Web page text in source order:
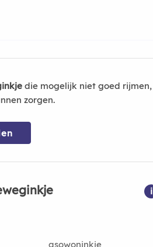
die mogelijk niet goed rijmen,
zorgen.
i
asowoninkje